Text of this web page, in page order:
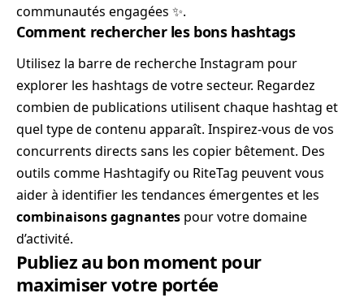
communautés engagées ✨.
Comment rechercher les bons hashtags
Utilisez la barre de recherche Instagram pour
explorer les hashtags de votre secteur. Regardez
combien de publications utilisent chaque hashtag et
quel type de contenu apparaît. Inspirez-vous de vos
concurrents directs sans les copier bêtement. Des
outils comme Hashtagify ou RiteTag peuvent vous
aider à identifier les tendances émergentes et les
combinaisons gagnantes pour votre domaine
d’activité.
Publiez au bon moment pour
maximiser votre portée